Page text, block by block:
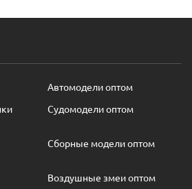
Автомодели оптом
Судомодели оптом
Сборные модели оптом
Воздушные змеи оптом